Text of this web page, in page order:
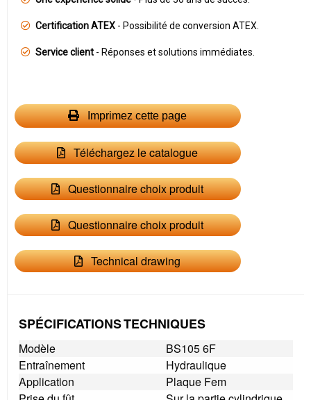
Certification ATEX - Possibilité de conversion ATEX.
Service client - Réponses et solutions immédiates.
Imprimez cette page
Téléchargez le catalogue
Questionnaire choix produit
Questionnaire choix produit
Technical drawing
SPÉCIFICATIONS TECHNIQUES
Modèle
BS105 6F
Entraînement
Hydraulique
Application
Plaque Fem